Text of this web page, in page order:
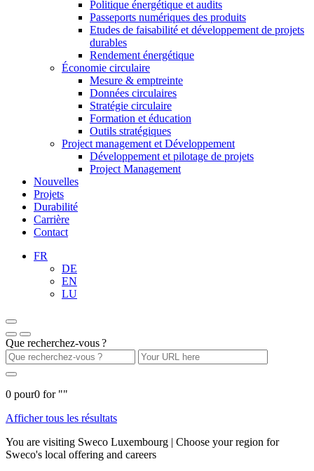
Politique énergétique et audits
Passeports numériques des produits
Etudes de faisabilité et développement de projets
durables
Rendement énergétique
Économie circulaire
Mesure & emptreinte
Données circulaires
Stratégie circulaire
Formation et éducation
Outils stratégiques
Project management et Développement
Développement et pilotage de projets
Project Management
Nouvelles
Projets
Durabilité
Carrière
Contact
FR
DE
EN
LU
Que recherchez-vous ?
0 pour0 for ""
Afficher tous les résultats
You are visiting Sweco Luxembourg | Choose your region for
Sweco's local offering and careers